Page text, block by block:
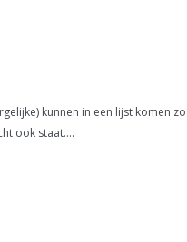
kunnen in een lijst komen
ook staat....